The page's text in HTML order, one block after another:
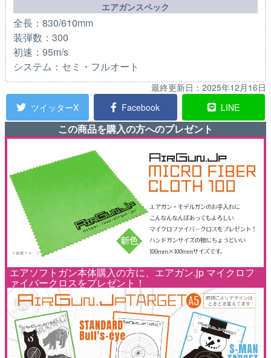
エアガンスペック
全長：830/610mm
装弾数：300
初速：95m/s
システム：セミ・フルオート
最終更新日： 2025年12月16日
ツイッターX
Facebook LINE
この商品を購入の方へのプレゼント
エアソフトガン本体購入の方に、エアガン.jp マイクロフ
ァイバークロスをプレゼント！